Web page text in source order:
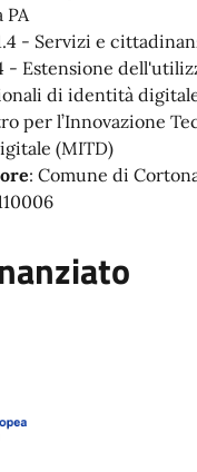
PA
- Servizi e
- Estensione
di identità
per l’Innovazione
(MITD)
: Comune di